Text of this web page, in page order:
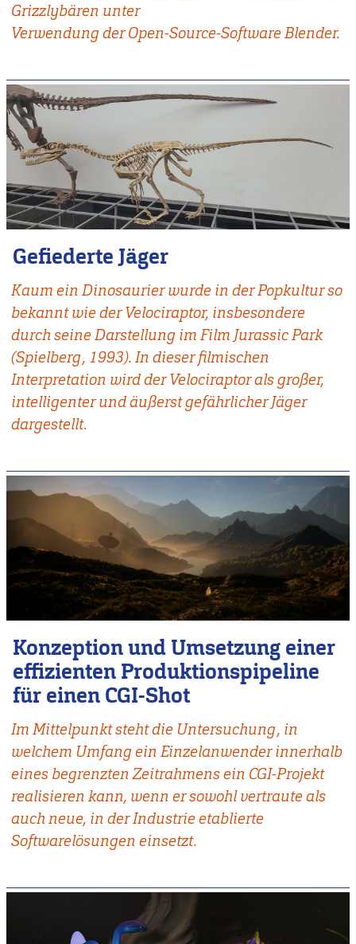
Grizzlybären unter
Verwendung der Open-Source-Software Blender.
Gefiederte Jäger
Kaum ein Dinosaurier wurde in der Popkultur so
bekannt wie der Velociraptor, insbesondere
durch seine Darstellung im Film Jurassic Park
(Spielberg, 1993). In dieser filmischen
Interpretation wird der Velociraptor als großer,
intelligenter und äußerst gefährlicher Jäger
dargestellt.
Konzeption und Umsetzung einer
effizienten Produktionspipeline
für einen CGI-Shot
Im Mittelpunkt steht die Untersuchung, in
welchem Umfang ein Einzelanwender innerhalb
eines begrenzten Zeitrahmens ein CGI-Projekt
realisieren kann, wenn er sowohl vertraute als
auch neue, in der Industrie etablierte
Softwarelösungen einsetzt.